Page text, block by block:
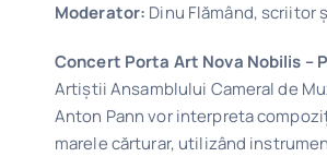
Moderator: Dinu Flămând, scriitor
Concert Porta Art Nova Nobilis –
Artiștii Ansamblului Cameral de
Anton Pann vor interpreta
marele cărturar, utilizând